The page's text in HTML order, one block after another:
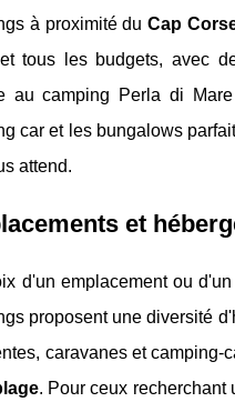
à proximité duCap
tous les budgets, avec
au camping Perla di Mare
car et les bungalows
attend.
et
d'un emplacement ou
proposent une diversité
caravanes et
. Pour ceux recherchant